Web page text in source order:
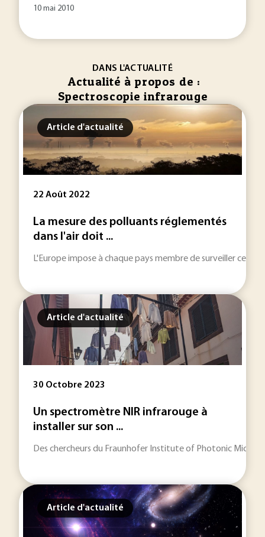
10 mai 2010
DANS L'ACTUALITÉ
Actualité à propos de :
Spectroscopie infrarouge
Article d'actualité
22 Août 2022
La mesure des polluants réglementés
dans l'air doit ...
L'Europe impose à chaque pays membre de surveiller
Article d'actualité
30 Octobre 2023
Un spectromètre NIR infrarouge à
installer sur son ...
Des chercheurs du Fraunhofer Institute of Photonic
Article d'actualité